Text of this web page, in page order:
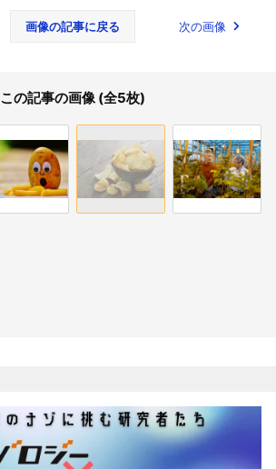
画像の記事に戻る 次の画像
この記事の画像 (全5枚)